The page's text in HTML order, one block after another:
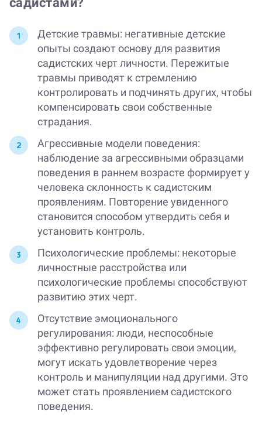
Детские травмы: негативные детские
опыты создают основу для развития
садистских черт личности. Пережитые
травмы приводят к стремлению
контролировать и подчинять других, чтобы
компенсировать свои собственные
страдания.
Агрессивные модели поведения:
наблюдение за агрессивными образцами
поведения в раннем возрасте формирует у
человека склонность к садистским
проявлениям. Повторение увиденного
становится способом утвердить себя и
установить контроль.
Психологические проблемы: некоторые
личностные расстройства или
психологические проблемы способствуют
развитию этих черт.
Отсутствие эмоционального
регулирования: люди, неспособные
эффективно регулировать свои эмоции,
могут искать удовлетворение через
контроль и манипуляции над другими. Это
может стать проявлением садистского
поведения.